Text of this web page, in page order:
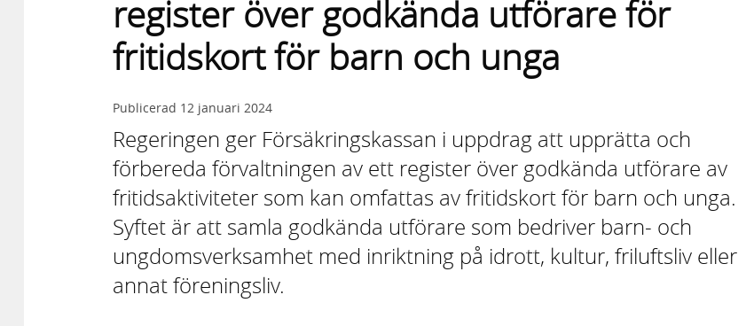
register över godkända utförare för
fritidskort för barn och unga
Publicerad 12 januari 2024
Regeringen ger Försäkringskassan i uppdrag att upprätta och
förbereda förvaltningen av ett register över godkända utförare av
fritidsaktiviteter som kan omfattas av fritidskort för barn och unga.
Syftet är att samla godkända utförare som bedriver barn- och
ungdomsverksamhet med inriktning på idrott, kultur, friluftsliv eller
annat föreningsliv.